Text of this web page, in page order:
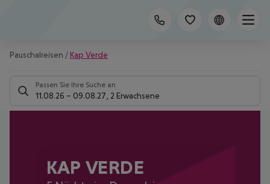
Pauschalreisen / Kap Verde
Passen Sie Ihre Suche an
11.08.26 – 09.08.27 2 Erwachsene
KAP VERDE